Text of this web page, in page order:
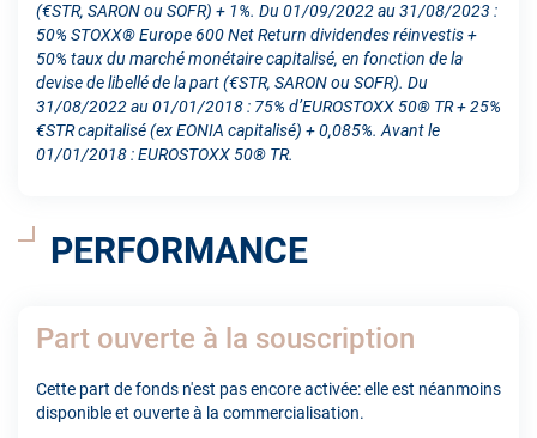
(€STR, SARON ou SOFR) + 1%. Du 01/09/2022 au 31/08/2023 :
50% STOXX® Europe 600 Net Return dividendes réinvestis +
50% taux du marché monétaire capitalisé, en fonction de la
devise de libellé de la part (€STR, SARON ou SOFR). Du
31/08/2022 au 01/01/2018 : 75% d’EUROSTOXX 50® TR + 25%
€STR capitalisé (ex EONIA capitalisé) + 0,085%. Avant le
01/01/2018 : EUROSTOXX 50® TR.
PERFORMANCE
Part ouverte à la souscription
Cette part de fonds n'est pas encore activée: elle est néanmoins
disponible et ouverte à la commercialisation.